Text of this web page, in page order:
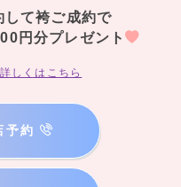
して袴ご成約で
円分プレゼント
しくはこちら
予約